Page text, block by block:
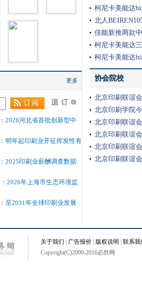
更多
2026河北省首批创新型中
明年起印刷业开征挥发性有
2025印刷业薪酬调查数据
2026年上海市生态环境监
至2031年全球印刷业发展
柯尼卡美能达
北人
佳能新推两款
柯尼卡美能达
柯尼卡美能达
协会院校
北京印刷联谊
北京印刷学院
北京印刷联谊
北京印刷联谊
北京印刷联谊
北京印刷联谊
关于我们 广告报价 版权说明
联系我
Copyright(C)2000-2016必胜网